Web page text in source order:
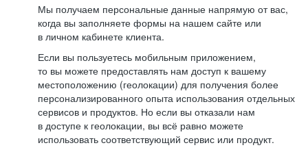
Мы получаем персональные данные напрямую от вас,
когда вы заполняете формы на нашем сайте или
в личном кабинете клиента.
Если вы пользуетесь мобильным приложением,
то вы можете предоставлять нам доступ к вашему
местоположению (геолокации) для получения более
персонализированного опыта использования отдельных
сервисов и продуктов. Но если вы отказали нам
в доступе к геолокации, вы всё равно можете
использовать соответствующий сервис или продукт.